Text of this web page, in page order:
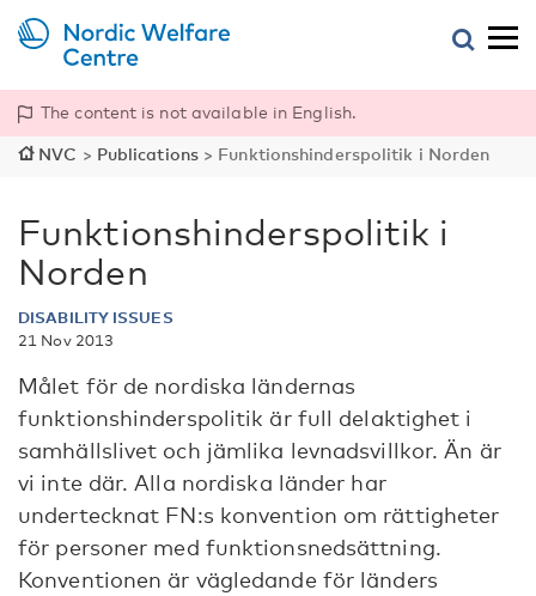
The content is not available in English.
NVC > Publications> Funktionshinderspolitik i Norden
Funktionshinderspolitik i
Norden
DISABILITY ISSUES
21 Nov 2013
Målet för de nordiska ländernas
funktionshinderspolitik är full delaktighet i
samhällslivet och jämlika levnadsvillkor. Än är
vi inte där. Alla nordiska länder har
undertecknat FN:s konvention om rättigheter
för personer med funktionsnedsättning.
Konventionen är vägledande för länders